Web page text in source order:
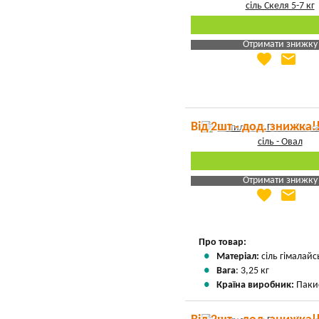
Отримати знижку
Яка Ваша ціна
favorite email
Від 2шт - дод.
Отримати знижку
Яка Ваша ціна
favorite email
Про товар:
Матеріал: сіль
Вага: 3,25 кг
Країна виробник: